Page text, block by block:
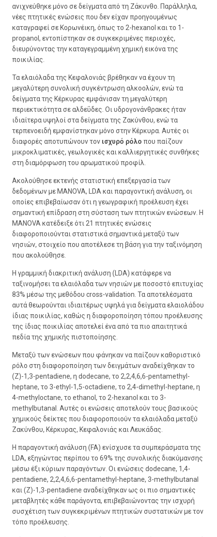
ανιχνεύθηκε μόνο σε δείγματα από τη Ζάκυνθο. Παράλληλα,
νέες πτητικές ενώσεις που δεν είχαν προηγουμένως
καταγραφεί σε Κορωνέικη, όπως το 2-hexanol και το 1-
propanol, εντοπίστηκαν σε συγκεκριμένες περιοχές,
διευρύνοντας την καταγεγραμμένη χημική εικόνα της
ποικιλίας.
Τα ελαιόλαδα της Κεφαλονιάς βρέθηκαν να έχουν τη
μεγαλύτερη συνολική συγκέντρωση αλκοολών, ενώ τα
δείγματα της Κέρκυρας εμφάνισαν τη μεγαλύτερη
περιεκτικότητα σε αλδεΰδες. Οι υδρογονάνθρακες ήταν
ιδιαίτερα υψηλοί στα δείγματα της Ζακύνθου, ενώ τα
τερπενοειδή εμφανίστηκαν μόνο στην Κέρκυρα. Αυτές οι
διαφορές αποτυπώνουν τον ισχυρό ρόλο που παίζουν
μικροκλιματικές, γεωλογικές και καλλιεργητικές συνθήκες
στη διαμόρφωση του αρωματικού προφίλ.
Ακολούθησε εκτενής στατιστική επεξεργασία των
δεδομένων με MANOVA, LDA και παραγοντική ανάλυση, οι
οποίες επιβεβαίωσαν ότι η γεωγραφική προέλευση έχει
σημαντική επίδραση στη σύσταση των πτητικών ενώσεων. Η
MANOVA κατέδειξε ότι 21 πτητικές ενώσεις
διαφοροποιούνται στατιστικά σημαντικά μεταξύ των
νησιών, στοιχείο που αποτέλεσε τη βάση για την ταξινόμηση
που ακολούθησε.
Η γραμμική διακριτική ανάλυση (LDA) κατάφερε να
ταξινομήσει τα ελαιόλαδα των νησιών με ποσοστό επιτυχίας
83% μέσω της μεθόδου cross-validation. Τα αποτελέσματα
αυτά θεωρούνται ιδιαιτέρως υψηλά για δείγματα ελαιολάδου
ίδιας ποικιλίας, καθώς η διαφοροποίηση τόπου προέλευσης
της ίδιας ποικιλίας αποτελεί ένα από τα πιο απαιτητικά
πεδία της χημικής πιστοποίησης.
Μεταξύ των ενώσεων που φάνηκαν να παίζουν καθοριστικό
ρόλο στη διαφοροποίηση των δειγμάτων αναδείχθηκαν το
(Z)-1,3-pentadiene, η dodecane, το 2,2,4,6,6-pentamethyl-
heptane, το 3-ethyl-1,5-octadiene, το 2,4-dimethyl-heptane, η
4-methyloctane, το ethanol, το 2-hexanol και το 3-
methylbutanal. Αυτές οι ενώσεις αποτελούν τους βασικούς
χημικούς δείκτες που διαφοροποιούν τα ελαιόλαδα μεταξύ
Ζακύνθου, Κέρκυρας, Κεφαλονιάς και Λευκάδας.
Η παραγοντική ανάλυση (FA) ενίσχυσε τα συμπεράσματα της
LDA, εξηγώντας περίπου το 69% της συνολικής διακύμανσης
μέσω έξι κύριων παραγόντων. Οι ενώσεις dodecane, 1,4-
pentadiene, 2,2,4,6,6-pentamethyl-heptane, 3-methylbutanal
και (Z)-1,3-pentadiene αναδείχθηκαν ως οι πιο σημαντικές
μεταβλητές κάθε παράγοντα, επιβεβαιώνοντας την ισχυρή
συσχέτιση των συγκεκριμένων πτητικών συστατικών με τον
τόπο προέλευσης.